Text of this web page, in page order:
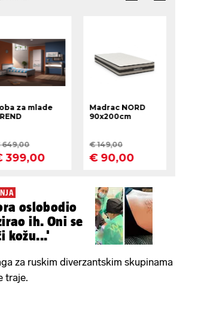
oslobodio
ih. Oni se
kožu...'
za ruskim diverzantskim skupinama
traje.